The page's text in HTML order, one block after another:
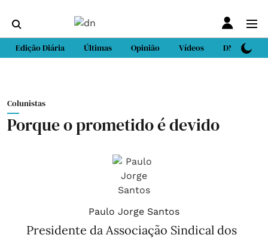
Edição Diária Últimas Opinião Vídeos DN Sport
Colunistas
Porque o prometido é devido
Paulo Jorge Santos
Presidente da Associação Sindical dos